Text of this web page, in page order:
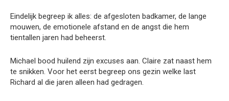
Eindelijk begreep ik alles: de afgesloten badkamer, de lange
mouwen, de emotionele afstand en de angst die hem
tientallen jaren had beheerst.
Michael bood huilend zijn excuses aan. Claire zat naast hem
te snikken. Voor het eerst begreep ons gezin welke last
Richard al die jaren alleen had gedragen.